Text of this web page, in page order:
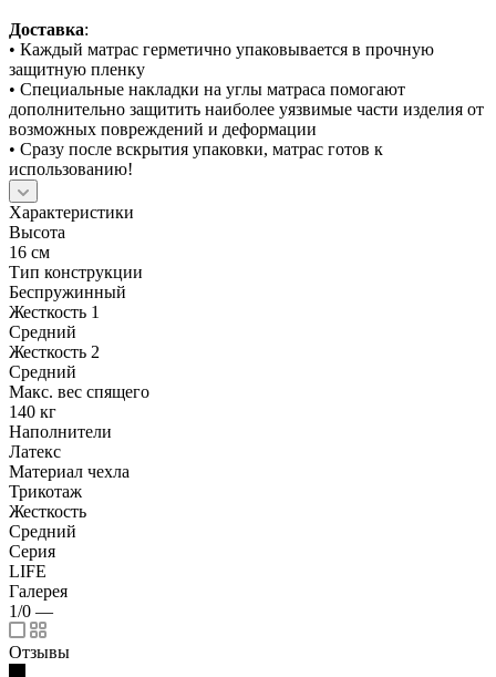
Доставка:
• Каждый матрас герметично упаковывается в прочную
защитную пленку
• Специальные накладки на углы матраса помогают
дополнительно защитить наиболее уязвимые части изделия от
возможных повреждений и деформации
• Сразу после вскрытия упаковки, матрас готов к
использованию!
Характеристики
Высота
16 см
Тип конструкции
Беспружинный
Жесткость 1
Средний
Жесткость 2
Средний
Макс. вес спящего
140 кг
Наполнители
Латекс
Материал чехла
Трикотаж
Жесткость
Средний
Серия
LIFE
Галерея
1/0 —
Отзывы